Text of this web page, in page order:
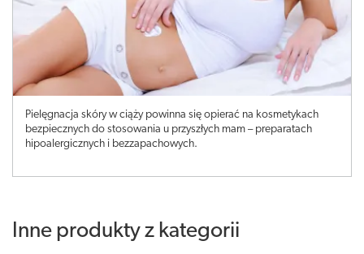
Pielęgnacja skóry w ciąży powinna się opierać na kosmetykach
bezpiecznych do stosowania u przyszłych mam – preparatach
hipoalergicznych i bezzapachowych.
Inne produkty z kategorii